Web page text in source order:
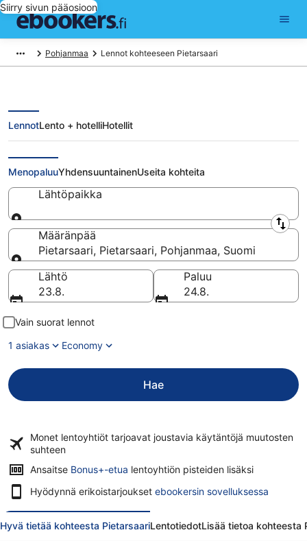
Siirry sivun pääosioon
Pohjanmaa Lennot kohteeseen Pietarsaari
Halvat lennot Pietarsaari
LennotLento + hotelliHotellit
MenopaluuYhdensuuntainenUseita kohteita
Lähtöpaikka
Lähtöpaikka
Määränpää
Pietarsaari, Pietarsaari, Pohjanmaa, Suomi
Määränpää
Lähtö
23.8.
Paluu
24.8.
Vain suorat lennot
1 asiakas
Economy
Hae
Monet lentoyhtiöt tarjoavat joustavia käytäntöjä muutosten
suhteen
Ansaitse Bonus+-etua lentoyhtiön pisteiden lisäksi
Hyödynnä erikoistarjoukset ebookersin sovelluksessa
Hyvä tietää kohteesta PietarsaariLentotiedotLisää tietoa kohteesta